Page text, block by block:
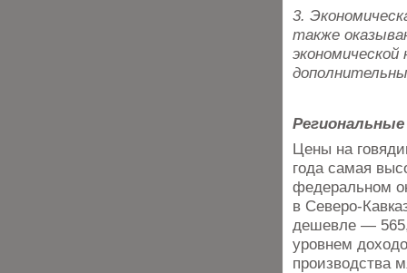
3.
также
Цены на
года самая
федеральном
в Северо-
дешевле —
уровнем
производства